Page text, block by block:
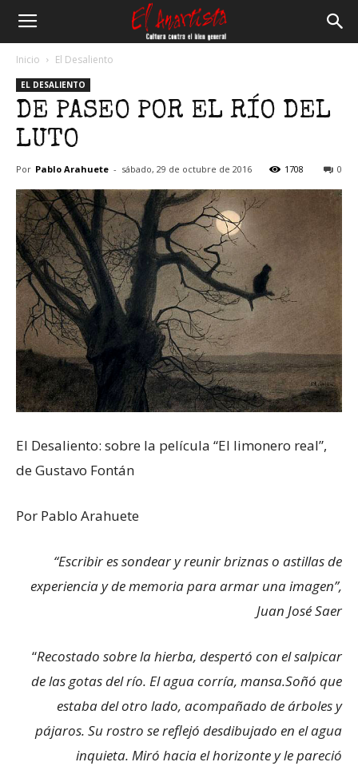
Anartista
Inicio El Desaliento
EL DESALIENTO
DE PASEO POR EL RÍO DEL
LUTO
Por Pablo Arahuete - sábado, 29 de octubre de 2016 1708 0
El Desaliento: sobre la película “El limonero real”,
de Gustavo Fontán
Por Pablo Arahuete
“Escribir es sondear y reunir briznas o astillas de
experiencia y de memoria para armar una imagen”,
Juan José Saer
“Recostado sobre la hierba, despertó con el salpicar
de las gotas del río. El agua corría, mansa.Soñó que
estaba del otro lado, acompañado de árboles y
pájaros. Su rostro se reflejó desdibujado en el agua
inquieta. Miró hacia el horizonte y le pareció